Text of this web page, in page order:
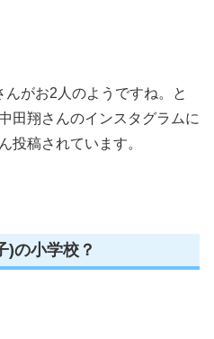
がお2人のようですね。と
田翔さんのインスタグラムに
投稿されています。
)の小学校？